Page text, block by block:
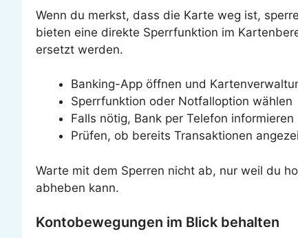
Wenn du merkst, dass die Karte weg ist,
bieten eine direkte Sperrfunktion im
ersetzt werden.
Banking-App öffnen und
Sperrfunktion oder Notfalloption wählen
Falls nötig, Bank per Telefon informieren
Prüfen, ob bereits Transaktionen
Warte mit dem Sperren nicht ab, nur weil du
abheben kann.
Kontobewegungen im Blick behalten